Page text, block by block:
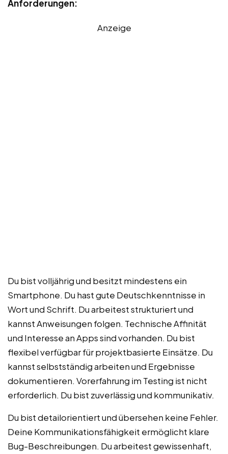
Anforderungen:
Anzeige
Du bist volljährig und besitzt mindestens ein
Smartphone. Du hast gute Deutschkenntnisse in
Wort und Schrift. Du arbeitest strukturiert und
kannst Anweisungen folgen. Technische Affinität
und Interesse an Apps sind vorhanden. Du bist
flexibel verfügbar für projektbasierte Einsätze. Du
kannst selbstständig arbeiten und Ergebnisse
dokumentieren. Vorerfahrung im Testing ist nicht
erforderlich. Du bist zuverlässig und kommunikativ.
Du bist detailorientiert und übersehen keine Fehler.
Deine Kommunikationsfähigkeit ermöglicht klare
Bug-Beschreibungen. Du arbeitest gewissenhaft,